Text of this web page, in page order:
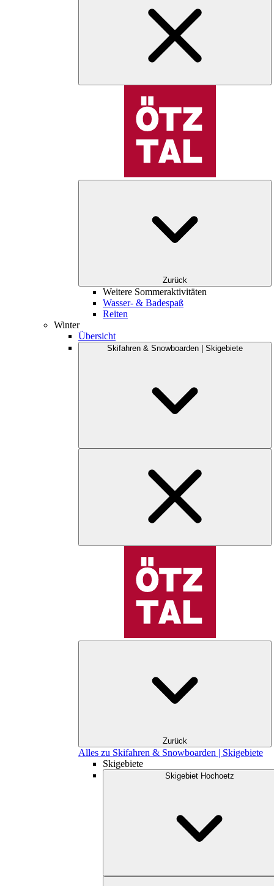
Zurück
Weitere Sommeraktivitäten
Wasser- & Badespaß
Reiten
Winter
Übersicht
Skifahren & Snowboarden | Skigebiete
Zurück
Alles zu Skifahren & Snowboarden | Skigebiete
Skigebiete
Skigebiet Hochoetz